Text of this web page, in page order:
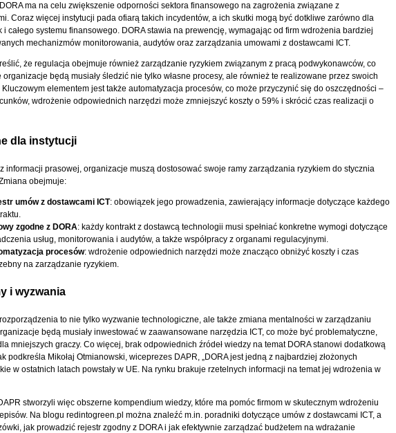
ma na celu zwiększenie odporności sektora finansowego na zagrożenia związane z
Coraz więcej instytucji pada ofiarą takich incydentów, a ich skutki mogą być dotkliwe zarówno dla
i całego systemu finansowego. DORA stawia na prewencję, wymagając od firm wdrożenia bardziej
mechanizmów monitorowania, audytów oraz zarządzania umowami z dostawcami ICT.
że regulacja obejmuje również zarządzanie ryzykiem związanym z pracą podwykonawców, co
organizacje będą musiały śledzić nie tylko własne procesy, ale również te realizowane przez swoich
Kluczowym elementem jest także automatyzacja procesów, co może przyczynić się do oszczędności –
wdrożenie odpowiednich narzędzi może zmniejszyć koszty o 59% i skrócić czas realizacji o
dla instytucji
informacji prasowej, organizacje muszą dostosować swoje ramy zarządzania ryzykiem do stycznia
obejmuje:
umów z dostawcami ICT: obowiązek jego prowadzenia, zawierający informacje dotyczące każdego
zgodne z DORA: każdy kontrakt z dostawcą technologii musi spełniać konkretne wymogi dotyczące
usług, monitorowania i audytów, a także współpracy z organami regulacyjnymi.
procesów: wdrożenie odpowiednich narzędzi może znacząco obniżyć koszty i czas
na zarządzanie ryzykiem.
i wyzwania
to nie tylko wyzwanie technologiczne, ale także zmiana mentalności w zarządzaniu
będą musiały inwestować w zaawansowane narzędzia ICT, co może być problematyczne,
mniejszych graczy. Co więcej, brak odpowiednich źródeł wiedzy na temat DORA stanowi dodatkową
podkreśla Mikołaj Otmianowski, wiceprezes DAPR, „DORA jest jedną z najbardziej złożonych
w ostatnich latach powstały w UE. Na rynku brakuje rzetelnych informacji na temat jej wdrożenia w
stworzyli więc obszerne kompendium wiedzy, które ma pomóc firmom w skutecznym wdrożeniu
Na blogu redintogreen.pl można znaleźć m.in. poradniki dotyczące umów z dostawcami ICT, a
jak prowadzić rejestr zgodny z DORA i jak efektywnie zarządzać budżetem na wdrażanie